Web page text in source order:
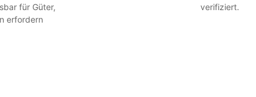
für Güter,
erfordern
verifiziert.